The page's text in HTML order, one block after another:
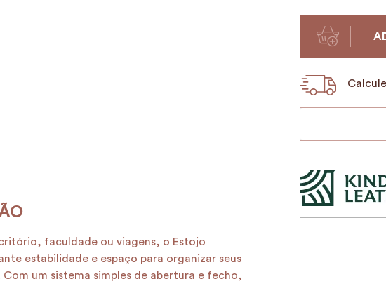
faculdade ou viagens, o Estojo
estabilidade e espaço para organizar seus
Com um sistema simples de abertura e fecho,